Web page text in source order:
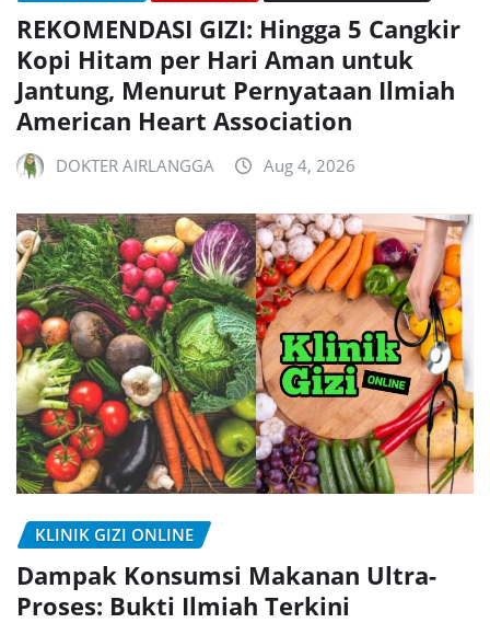
REKOMENDASI GIZI: Hingga 5 Cangkir
Kopi Hitam per Hari Aman untuk
Jantung, Menurut Pernyataan Ilmiah
American Heart Association
DOKTER AIRLANGGA Aug 4, 2026
KLINIK GIZI ONLINE
Dampak Konsumsi Makanan Ultra-
Proses: Bukti Ilmiah Terkini